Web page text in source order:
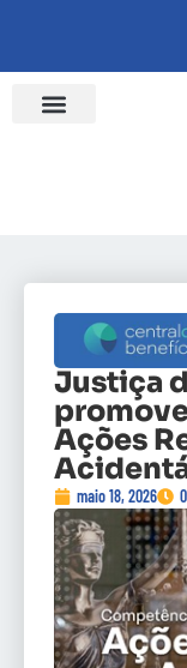
Justiça
Ações
maio 18, 2026